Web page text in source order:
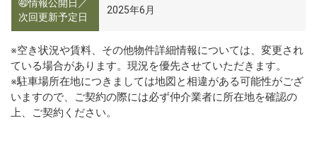
㊵情報公開日／
次回更新予定日
2025年6月
※空き状況や賃料、その他物件詳細情報については、変更され
ている場合があります。現況を優先させていただきます。
※駐車場所在地につきましては地図と相違がある可能性がござ
いますので、ご契約の際には必ず仲介業者に所在地を確認の
上、ご契約ください。